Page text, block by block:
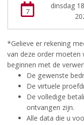
7
dinsdag
*Gelieve er rekening
van deze order moeten
beginnen met de
De gewenste
De virtuele
De volledige
ontvangen zijn.
Alle data die u